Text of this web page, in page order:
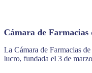
Cámara de Farmacias
La Cámara de Farmacias
lucro, fundada el 3 de